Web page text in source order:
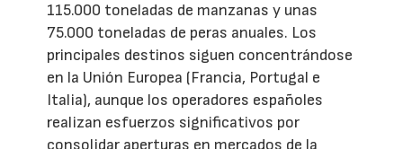
115.000 toneladas de manzanas y unas
75.000 toneladas de peras anuales. Los
principales destinos siguen concentrándose
en la Unión Europea (Francia, Portugal e
Italia), aunque los operadores españoles
realizan esfuerzos significativos por
consolidar aperturas en mercados de la